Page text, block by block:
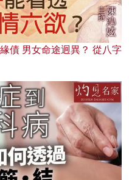
債 男女命途迥異？ 從八字